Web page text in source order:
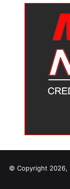
© Copyright 2026,